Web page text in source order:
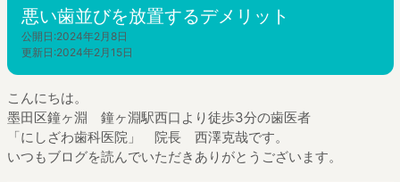
悪い歯並びを放置するデメリット
公開日:2024年2月8日
更新日:2024年2月15日
こんにちは。
墨田区鐘ヶ淵 鐘ヶ淵駅西口より徒歩3分の歯医者
「にしざわ歯科医院」 院長 西澤克哉です。
いつもブログを読んでいただきありがとうございます。